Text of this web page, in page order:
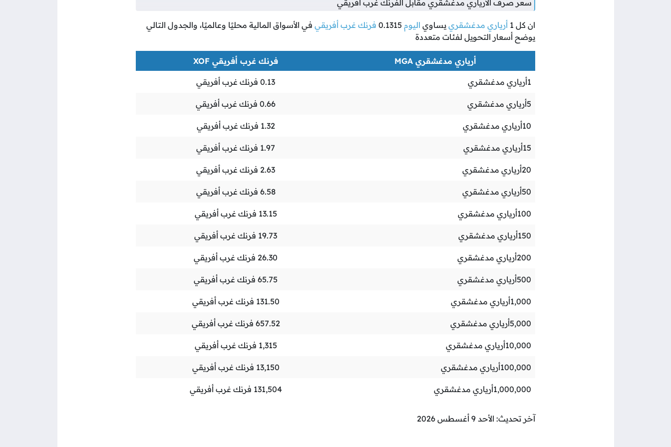
سعر صرف الأرياري مدغشقري مقابل الفرنك غرب أفريقي
ان كل 1 أرياري مدغشقري يساوي اليوم 0.1315 فرنك غرب أفريقي في الأسواق المالية محليًا وعالميًا، والجدول التالي
يوضح أسعار التحويل لفئات متعددة
أرياري مدغشقري MGA فرنك غرب أفريقي XOF
1أرياري مدغشقري 0.13 فرنك غرب أفريقي
5أرياري مدغشقري 0.66 فرنك غرب أفريقي
10أرياري مدغشقري 1.32 فرنك غرب أفريقي
15أرياري مدغشقري 1.97 فرنك غرب أفريقي
20أرياري مدغشقري 2.63 فرنك غرب أفريقي
50أرياري مدغشقري 6.58 فرنك غرب أفريقي
100أرياري مدغشقري 13.15 فرنك غرب أفريقي
150أرياري مدغشقري 19.73 فرنك غرب أفريقي
200أرياري مدغشقري 26.30 فرنك غرب أفريقي
500أرياري مدغشقري 65.75 فرنك غرب أفريقي
1,000أرياري مدغشقري 131.50 فرنك غرب أفريقي
5,000أرياري مدغشقري 657.52 فرنك غرب أفريقي
10,000أرياري مدغشقري 1,315 فرنك غرب أفريقي
100,000أرياري مدغشقري 13,150 فرنك غرب أفريقي
1,000,000أرياري مدغشقري 131,504 فرنك غرب أفريقي
آخر تحديث: الأحد 9 أغسطس 2026